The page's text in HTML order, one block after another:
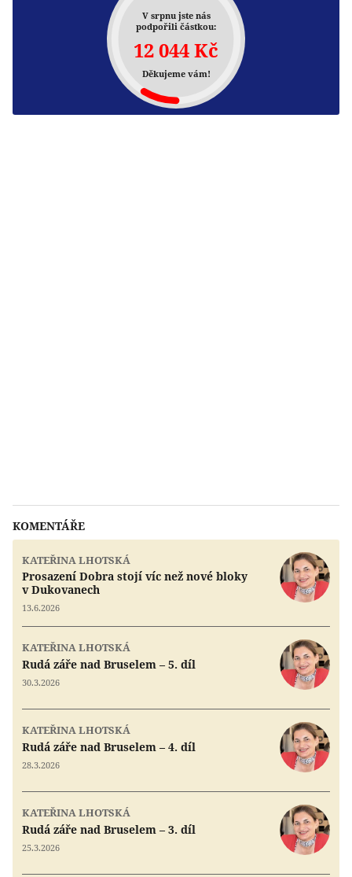
V srpnu jste nás
podpořili částkou:
12 044 Kč
Děkujeme vám!
KOMENTÁŘE
KATEŘINA LHOTSKÁ
Prosazení Dobra stojí víc než nové bloky
v Dukovanech
13.6.2026
KATEŘINA LHOTSKÁ
Rudá záře nad Bruselem – 5. díl
30.3.2026
KATEŘINA LHOTSKÁ
Rudá záře nad Bruselem – 4. díl
28.3.2026
KATEŘINA LHOTSKÁ
Rudá záře nad Bruselem – 3. díl
25.3.2026